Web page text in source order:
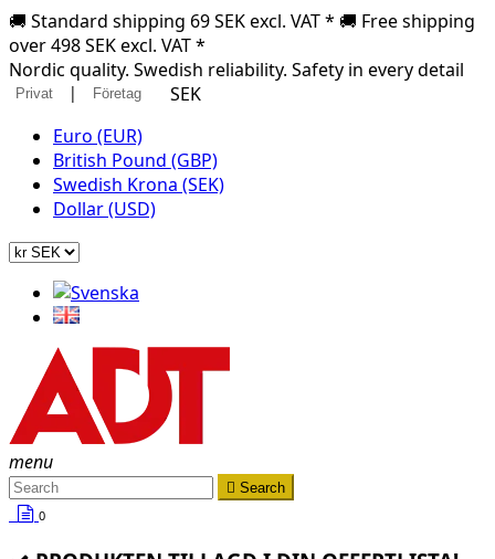
🚚 Standard shipping 69 SEK excl. VAT * 🚚 Free shipping
over 498 SEK excl. VAT *
Nordic quality. Swedish reliability. Safety in every detail
Privat | Företag
SEK
Euro (EUR)
British Pound (GBP)
Swedish Krona (SEK)
Dollar (USD)
menu
 Search
0